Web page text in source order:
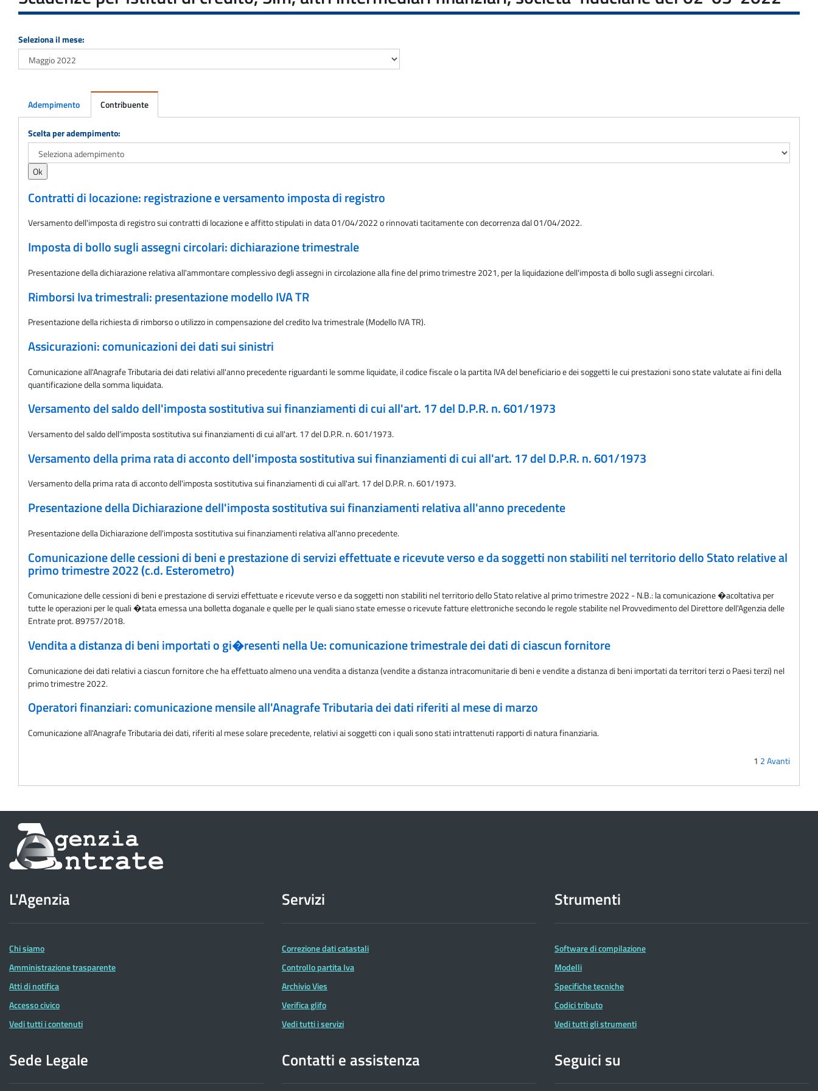
Seleziona il mese:
Adempimento Contribuente
Adempimento
Scelta per adempimento:
Contratti di locazione: registrazione e versamento imposta di registro
Versamento dell'imposta di registro sui contratti di locazione e affitto stipulati in data 01/04/2022 o rinnovati tacitamente con decorrenza dal 01/04/2022.
Imposta di bollo sugli assegni circolari: dichiarazione trimestrale
Presentazione della dichiarazione relativa all'ammontare complessivo degli assegni in circolazione alla fine del primo trimestre 2021, per la liquidazione dell'imposta di bollo sugli assegni circolari.
Rimborsi Iva trimestrali: presentazione modello IVA TR
Presentazione della richiesta di rimborso o utilizzo in compensazione del credito Iva trimestrale (Modello IVA TR).
Assicurazioni: comunicazioni dei dati sui sinistri
Comunicazione all'Anagrafe Tributaria dei dati relativi all'anno precedente riguardanti le somme liquidate, il codice fiscale o la partita IVA del beneficiario e dei soggetti le cui prestazioni sono state valutate ai fini della
quantificazione della somma liquidata.
Versamento del saldo dell'imposta sostitutiva sui finanziamenti di cui all'art. 17 del D.P.R. n. 601/1973
Versamento del saldo dell'imposta sostitutiva sui finanziamenti di cui all'art. 17 del D.P.R. n. 601/1973.
Versamento della prima rata di acconto dell'imposta sostitutiva sui finanziamenti di cui all'art. 17 del D.P.R. n. 601/1973
Versamento della prima rata di acconto dell'imposta sostitutiva sui finanziamenti di cui all'art. 17 del D.P.R. n. 601/1973.
Presentazione della Dichiarazione dell'imposta sostitutiva sui finanziamenti relativa all'anno precedente
Presentazione della Dichiarazione dell'imposta sostitutiva sui finanziamenti relativa all'anno precedente.
Comunicazione delle cessioni di beni e prestazione di servizi effettuate e ricevute verso e da soggetti non stabiliti nel territorio dello Stato relative al
primo trimestre 2022 (c.d. Esterometro)
Comunicazione delle cessioni di beni e prestazione di servizi effettuate e ricevute verso e da soggetti non stabiliti nel territorio dello Stato relative al primo trimestre 2022 - N.B.: la comunicazione �acoltativa per
tutte le operazioni per le quali �tata emessa una bolletta doganale e quelle per le quali siano state emesse o ricevute fatture elettroniche secondo le regole stabilite nel Provvedimento del Direttore dell'Agenzia delle
Entrate prot. 89757/2018.
Vendita a distanza di beni importati o gi�resenti nella Ue: comunicazione trimestrale dei dati di ciascun fornitore
Comunicazione dei dati relativi a ciascun fornitore che ha effettuato almeno una vendita a distanza (vendite a distanza intracomunitarie di beni e vendite a distanza di beni importati da territori terzi o Paesi terzi) nel
primo trimestre 2022.
Operatori finanziari: comunicazione mensile all'Anagrafe Tributaria dei dati riferiti al mese di marzo
Comunicazione all'Anagrafe Tributaria dei dati, riferiti al mese solare precedente, relativi ai soggetti con i quali sono stati intrattenuti rapporti di natura finanziaria.
1 2Avanti
Informazioni
sul
dell'Agenzia
delle
Entrate
L'Agenzia
Chi siamo
Amministrazione trasparente
Atti di notifica
Accesso civico
Vedi tutti i contenuti
Servizi
Correzione dati catastali
Controllo partita Iva
Archivio Vies
Verifica glifo
Vedi tutti i servizi
Strumenti
Software di compilazione
Modelli
Specifiche tecniche
Codici tributo
Vedi tutti gli strumenti
Sede Legale Contatti e assistenza Seguici su